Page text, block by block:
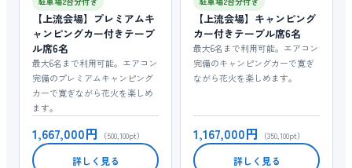
【上流会場】プレミアムキ
ャンピングカー付きテーブ
ル席6名
最大6名まで利用可能。エアコン
完備のプレミアムキャンピング
カーで寛ぎながら花火を楽しめ
ます。
1,667,000円 （500,100pt）
詳しく見る
【上流会場】キャンピング
カー付きテーブル席6名
最大6名まで利用可能。エアコン
完備のキャンピングカーで寛ぎ
ながら花火を楽しめます。
1,167,000円 （350,100pt）
詳しく見る